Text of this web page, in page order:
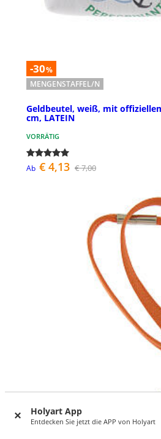
Holyart App
Entdecken Sie jetzt die APP von Holyart
-30%
MENGENSTAFFEL/N
Geldbeutel, weiß, mit
cm, LATEIN
VORRÄTIG
Ab € 4,13 € 7,00